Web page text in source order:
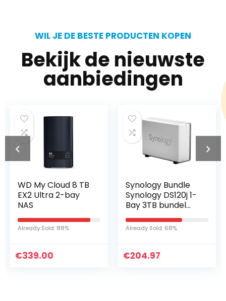
WIL JE DE BESTE PRODUCTEN KOPEN
Bekijk de nieuwste
aanbiedingen
Synology Bundle
Synology DS120j 1-
Bay 3TB bundel
met 1x 3TB HDs
DS120j-VAR-AMA,
beste prijs harde
Already Sold: 68%
€204.97
Kingston
DT100G3/64GB
DataTraveler 100
G3, USB 3.0, 3.1
Flash Drive, 64 GB,
zwart
Already Sold: 25%
€13.77